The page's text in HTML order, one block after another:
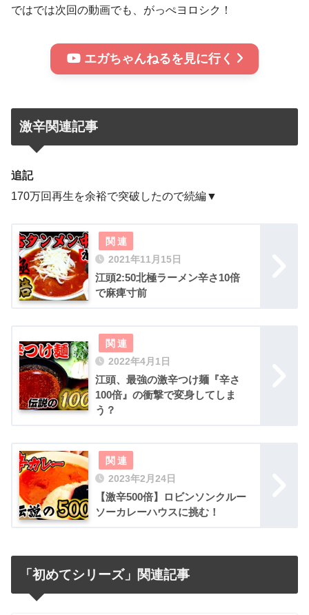
ではでは次回の動画でも、がっぺヨロシク！
エガちゃんねるを見に行く
激辛関連記事
追記
170万回再生を余裕で突破したので続編▼
2021年11月15日
江頭2:50北極ラーメン辛さ10倍
で麻痺寸前
2022年4月1日
江頭、最強の激辛つけ麺『辛さ
100倍』の衝撃で変身してしま
う？
2023年2月24日
【激辛500倍】ロビンソンクルー
ソーカレーハウスに挑む！
「初めてシリーズ」関連記事